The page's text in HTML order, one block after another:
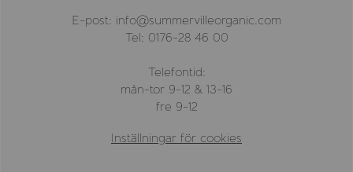
E-post: info@summervilleorganic.com
Tel: 0176-28 46 00
Telefontid:
mån-tor 9-12 & 13-16
fre 9-12
Inställningar för cookies